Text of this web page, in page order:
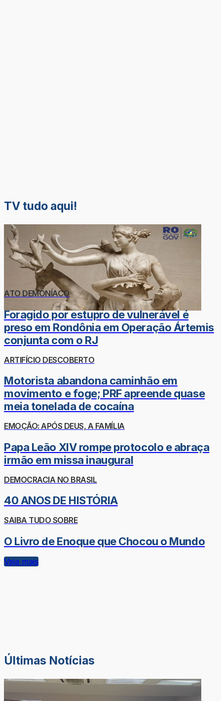
TV tudo aqui!
ATO DEMONÍACO
Foragido por estupro de vulnerável é
preso em Rondônia em Operação Ártemis
conjunta com o RJ
ARTIFÍCIO DESCOBERTO
Motorista abandona caminhão em
movimento e foge; PRF apreende quase
meia tonelada de cocaína
EMOÇÃO: APÓS DEUS, A FAMÍLIA
Papa Leão XIV rompe protocolo e abraça
irmão em missa inaugural
DEMOCRACIA NO BRASIL
40 ANOS DE HISTÓRIA
SAIBA TUDO SOBRE
O Livro de Enoque que Chocou o Mundo
Veja mais
Últimas Notícias